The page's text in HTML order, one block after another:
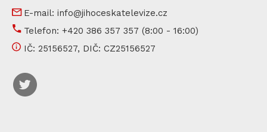
E-mail: info@jihoceskatelevize.cz
Telefon: +420 386 357 357 (8:00 - 16:00)
IČ: 25156527, DIČ: CZ25156527